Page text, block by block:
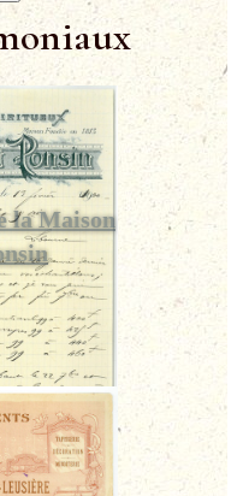
la Maison